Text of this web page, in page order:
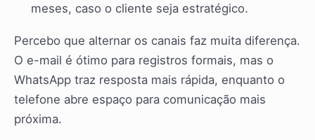
meses, caso o cliente seja estratégico.
Percebo que alternar os canais faz muita diferença.
O e-mail é ótimo para registros formais, mas o
WhatsApp traz resposta mais rápida, enquanto o
telefone abre espaço para comunicação mais
próxima.